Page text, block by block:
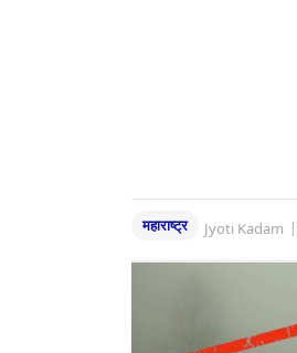
महाराष्ट्र Jyoti Kadam |